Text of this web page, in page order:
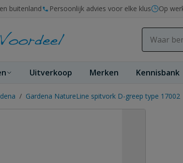
buitenland Persoonlijk advies voor elke klus Op
Uitverkoop Merken Kennisbank
/ Gardena NatureLine spitvork D-greep type 17002